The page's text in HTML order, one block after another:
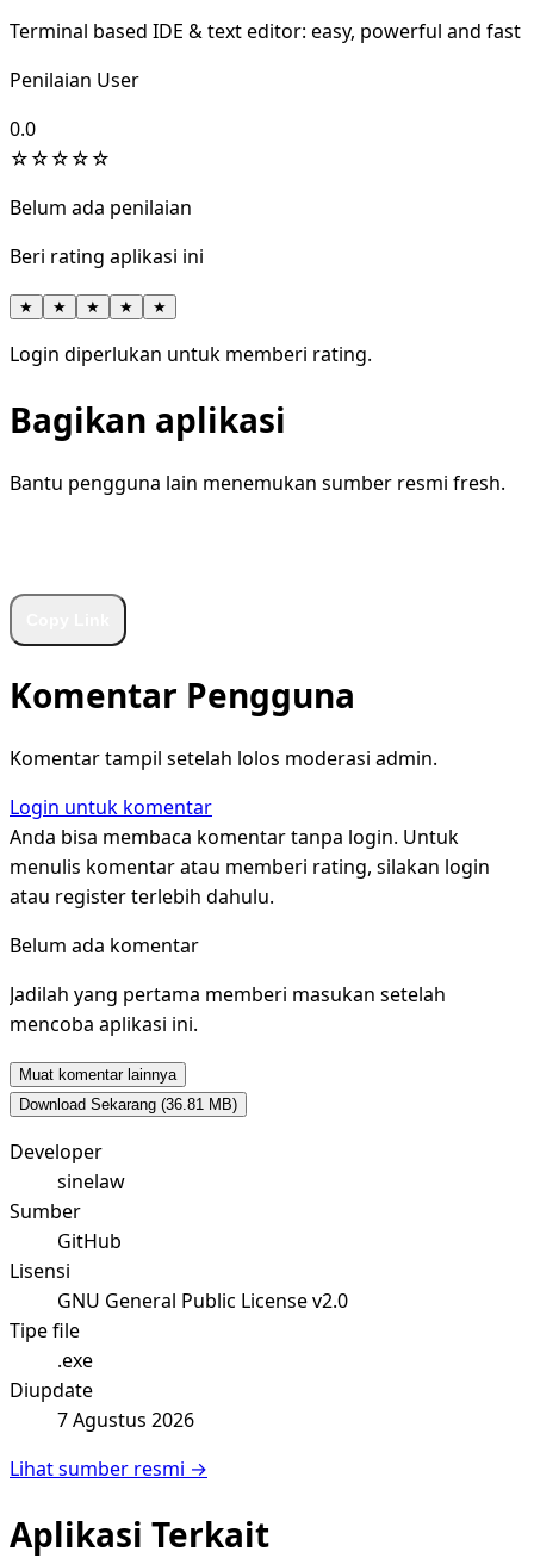
Terminal based IDE & text editor: easy, powerful and fast
Penilaian User
0.0
☆☆☆☆☆
Belum ada penilaian
Beri rating aplikasi ini
★ ★ ★ ★ ★
Login diperlukan untuk memberi rating.
Bagikan aplikasi
Bantu pengguna lain menemukan sumber resmi fresh.
Komentar Pengguna
Komentar tampil setelah lolos moderasi admin.
Login untuk komentar
Anda bisa membaca komentar tanpa login. Untuk
menulis komentar atau memberi rating, silakan login
atau register terlebih dahulu.
Belum ada komentar
Jadilah yang pertama memberi masukan setelah
mencoba aplikasi ini.
Muat komentar lainnya
Download Sekarang (36.81 MB)
Developer
sinelaw
Sumber
GitHub
Lisensi
GNU General Public License v2.0
Tipe file
.exe
Diupdate
7 Agustus 2026
Lihat sumber resmi →
Aplikasi Terkait